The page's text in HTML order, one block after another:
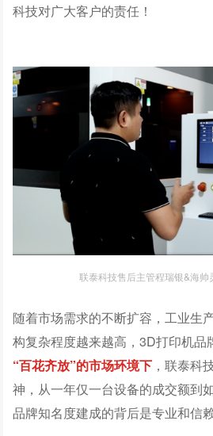
科技对广大客户的责任！
联泰科技售后主管程瑞银&海帅
随着市场需求的不断扩容，工业生
构复杂程度越来越高，3D打印机品
“百花齐放”的市场环境下 ，联泰科
神，从一年仅一台设备的成交额到
品牌知名度建成的背后是专业和信赖